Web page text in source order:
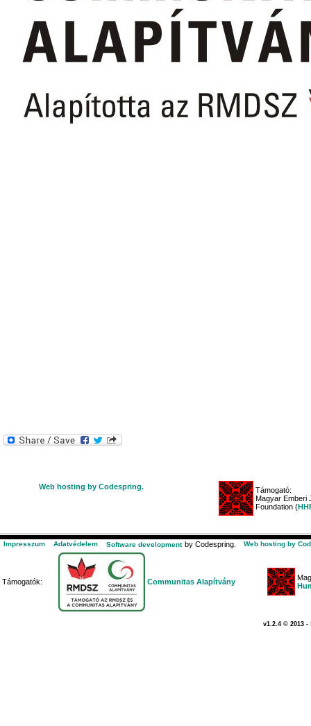
Web hosting by Codespring.
Támogató:
Magyar Emberi
Foundation (
Impresszum Adatvédelem Software development by Codespring. Web hosting by
Támogatók: Communitas Alapítvány
v1.2.4 © 2013